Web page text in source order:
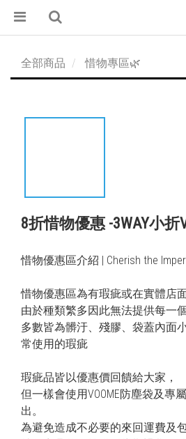
全部商品 惜物專區🌿
8折惜物優惠 -3WAY小
惜物優惠區介紹 | Cherish the
惜物優惠區為有瑕疵或在實體店
由於種類繁多因此無法提供每一
多數皆為髒汙、殘膠、袋蓋內面
常使用的瑕疵
瑕疵品皆以優惠價回饋給大家，
但一樣會使用VOOME防塵袋及專
出。
為避免造成不必要的來回運費及